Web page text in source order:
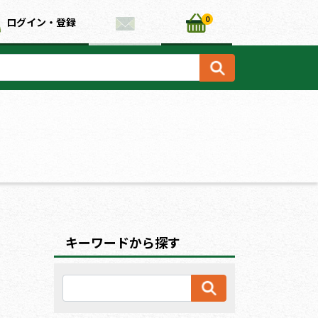
ログイン・登録 0
キーワードから探す